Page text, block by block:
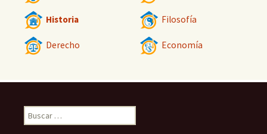
Historia Filosofía
Derecho Economía
Buscar: